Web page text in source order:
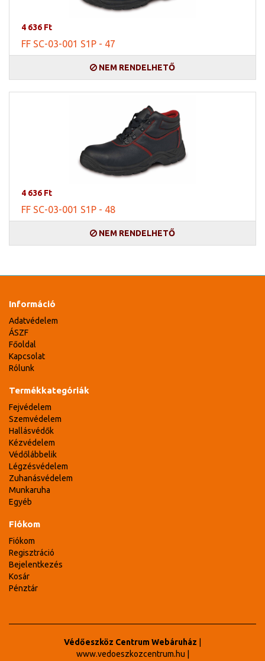
4 636 Ft
FF SC-03-001 S1P - 47
NEM RENDELHETŐ
4 636 Ft
FF SC-03-001 S1P - 48
NEM RENDELHETŐ
Információ
Adatvédelem
ÁSZF
Főoldal
Kapcsolat
Rólunk
Termékkategóriák
Fejvédelem
Szemvédelem
Hallásvédők
Kézvédelem
Védőlábbelik
Légzésvédelem
Zuhanásvédelem
Munkaruha
Egyéb
Fiókom
Fiókom
Regisztráció
Bejelentkezés
Kosár
Pénztár
Védőeszköz Centrum Webáruház
www.vedoeszkozcentrum.hu